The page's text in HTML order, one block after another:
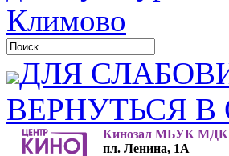
ДЛЯ
ВЕРНУТЬСЯ
Кинозал МБУК МДК
пл. Ленина, 1А